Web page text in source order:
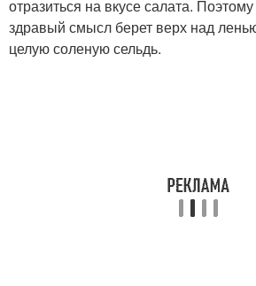
отразиться на вкусе салата.
здравый смысл берет верх над
целую соленую сельдь.